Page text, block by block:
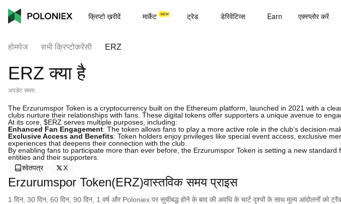
क्रिप्टो ख़रीदें मार्केट ट्रेड डेरिवेटिव्स Earn एक्स्प्लोर करें
होमपेज सभी क्रिप्टोकरेंसी ERZ
ERZ क्या है
अपडेट समय:
The Erzurumspor Token is a cryptocurrency built on the Ethereum platform, launched in 2021 with a
clubs nurture their relationships with fans. These digital tokens offer supporters a unique avenue to
At its core, $ERZ serves multiple purposes, including:
Enhanced Fan Engagement: The token allows fans to play a more active role in the club’s decision-
Exclusive Access and Benefits: Token holders enjoy privileges like special event access, exclusive
experiences that deepens their connection with the club.
By enabling fans to participate more than ever before, the Erzurumspor Token is setting a new standard
entities and their supporters.
श्वेतपत्र
X
Erzurumspor Token(ERZ)वास्तविक समय प्राइस
1 दिन, 30 दिन, 60 दिन, 90 दिन, 1 वर्ष और Poloniex पर सूचीबद्ध होने के बाद की अवधि के चार्ट दृश्यों के साथ मूल्य आंदोलनों को